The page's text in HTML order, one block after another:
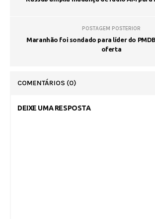
POSTAGEM POSTERIOR
Maranhão foi sondado para líder do
oferta
COMENTÁRIOS (0)
DEIXE UMA RESPOSTA